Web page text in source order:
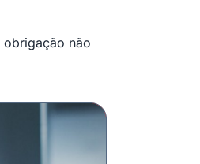
obrigação não